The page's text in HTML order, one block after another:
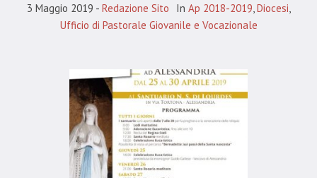
3 Maggio 2019 Redazione Sito In Ap 2018-2019 Diocesi
Ufficio di Pastorale Giovanile e Vocazionale